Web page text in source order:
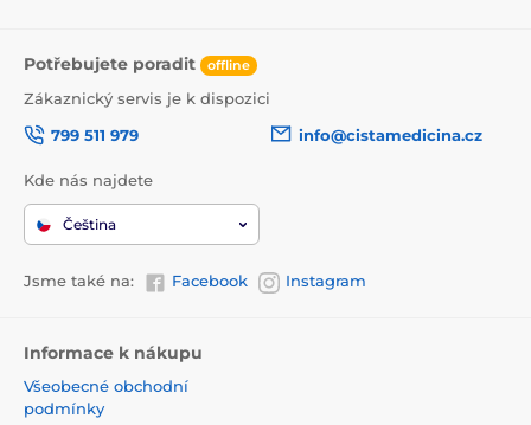
Potřebujete poradit offline
Zákaznický servis je k dispozici
799 511 979
info@cistamedicina.cz
Kde nás najdete
Čeština
Jsme také na: Facebook Instagram
Informace k nákupu
Všeobecné obchodní
podmínky